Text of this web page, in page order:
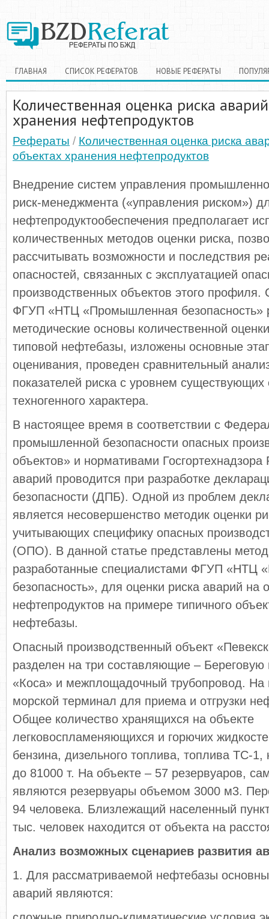
ГЛАВНАЯ СПИСОК РЕФЕРАТОВ НОВЫЕ РЕФЕРАТЫ
Количественная оценка риска
хранения нефтепродуктов
Рефераты / Количественная оценка риска
объектах хранения нефтепродуктов
Внедрение систем управления
риск-менеджмента («управления риском»)
нефтепродуктообеспечения предполагает
количественных методов оценки риска,
рассчитывать возможности и последствия
опасностей, связанных с эксплуатацией
производственных объектов этого профиля.
ФГУП «НТЦ «Промышленная безопасность»
методические основы количественной
типовой нефтебазы, изложены основные
оценивания, проведен сравнительный
показателей риска с уровнем существующих
техногенного характера.
В настоящее время в соответствии с
промышленной безопасности опасных
объектов» и нормативами Госгортехнадзора
аварий проводится при разработке
безопасности (ДПБ). Одной из проблем
является несовершенство методик оценки
учитывающих специфику опасных
(ОПО). В данной статье представлены
разработанные специалистами ФГУП «НТЦ
безопасность», для оценки риска аварий на
нефтепродуктов на примере типичного
нефтебазы.
Опасный производственный объект
разделен на три составляющие –
«Коса» и межплощадочный трубопровод. На
морской терминал для приема и отгрузки
Общее количество хранящихся на объекте
легковоспламеняющихся и горючих
бензина, дизельного топлива, топлива ТС-
до 81000 т. На объекте – 57 резервуаров,
являются резервуары объемом 3000 м3.
94 человека. Близлежащий населенный
тыс. человек находится от объекта на
Анализ возможных сценариев развития
1. Для рассматриваемой нефтебазы
аварий являются: